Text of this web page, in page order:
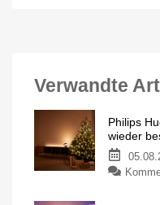
Verwandte
Philips
wieder